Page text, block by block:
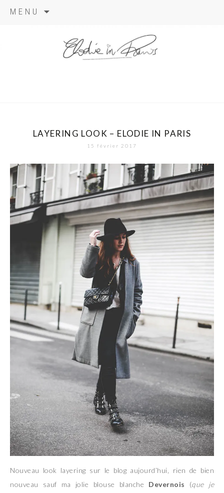
MENU
LAYERING LOOK – ELODIE IN PARIS
15 février 2017
Nouveau look layering sur le blog aujourd’hui, rien de bien
nouveau sauf ma jolie blouse blanche Devernois (que je